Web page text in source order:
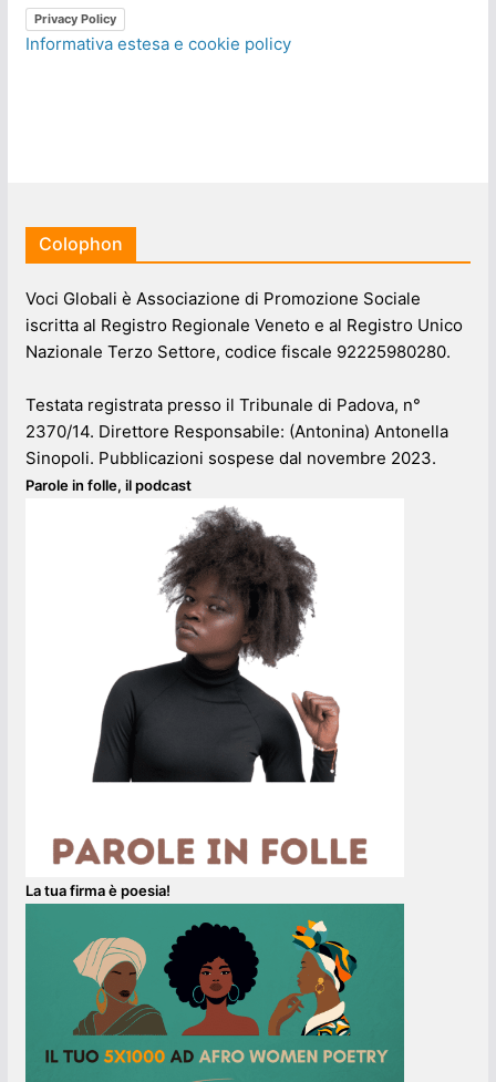
Privacy Policy
Informativa estesa e cookie policy
Colophon
Voci Globali è Associazione di Promozione Sociale
iscritta al Registro Regionale Veneto e al Registro Unico
Nazionale Terzo Settore, codice fiscale 92225980280.
Testata registrata presso il Tribunale di Padova, n°
2370/14. Direttore Responsabile: (Antonina) Antonella
Sinopoli. Pubblicazioni sospese dal novembre 2023.
Parole in folle, il podcast
La tua firma è poesia!